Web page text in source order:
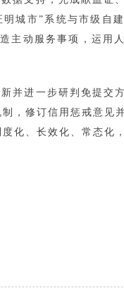
城市”系统与市级自
主动服务事项，运用
并进一步研判免提交
，修订信用惩戒意见
化、长效化、常态化